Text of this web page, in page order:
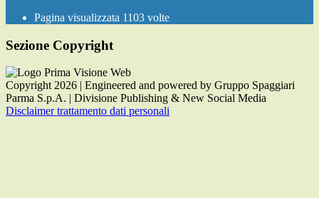
Pagina visualizzata 1103 volte
Sezione Copyright
Copyright 2026 | Engineered and powered by Gruppo Spaggiari
Parma S.p.A. | Divisione Publishing & New Social Media
Disclaimer trattamento dati personali